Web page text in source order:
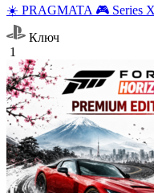
☀️ PRAGMATA 🎮 Series
Ключ
1